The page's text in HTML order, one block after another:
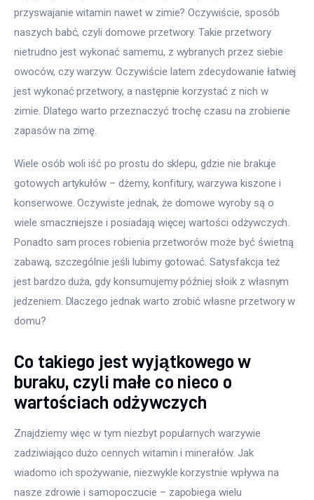
przyswajanie witamin nawet w zimie? Oczywiście, sposób
naszych babć, czyli domowe przetwory. Takie przetwory
nietrudno jest wykonać samemu, z wybranych przez siebie
owoców, czy warzyw. Oczywiście latem zdecydowanie łatwiej
jest wykonać przetwory, a następnie korzystać z nich w
zimie. Dlatego warto przeznaczyć trochę czasu na zrobienie
zapasów na zimę.
Wiele osób woli iść po prostu do sklepu, gdzie nie brakuje
gotowych artykułów – dżemy, konfitury, warzywa kiszone i
konserwowe. Oczywiste jednak, że domowe wyroby są o
wiele smaczniejsze i posiadają więcej wartości odżywczych.
Ponadto sam proces robienia przetworów może być świetną
zabawą, szczególnie jeśli lubimy gotować. Satysfakcja też
jest bardzo duża, gdy konsumujemy później słoik z własnym
jedzeniem. Dlaczego jednak warto zrobić własne przetwory w
domu?
Co takiego jest wyjątkowego w
buraku, czyli małe co nieco o
wartościach odżywczych
Znajdziemy więc w tym niezbyt popularnych warzywie
zadziwiająco dużo cennych witamin i minerałów. Jak
wiadomo ich spożywanie, niezwykle korzystnie wpływa na
nasze zdrowie i samopoczucie – zapobiega wielu